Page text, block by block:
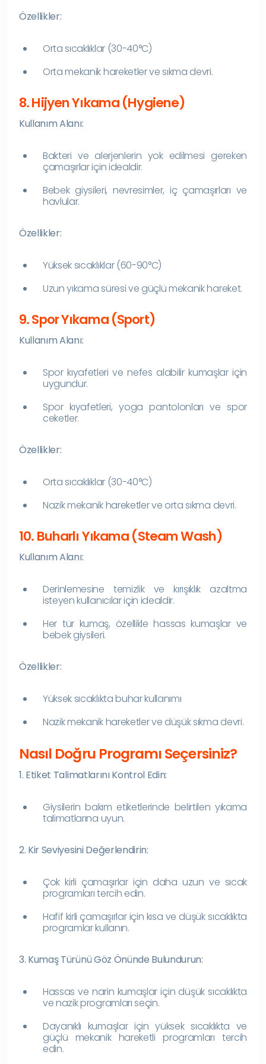
Özellikler:
Orta sıcaklıklar (30-40°C)
Orta mekanik hareketler ve sıkma devri.
8. Hijyen Yıkama (Hygiene)
Kullanım Alanı:
Bakteri ve alerjenlerin yok edilmesi gereken
çamaşırlar için idealdir.
Bebek giysileri, nevresimler, iç çamaşırları ve
havlular.
Özellikler:
Yüksek sıcaklıklar (60-90°C)
Uzun yıkama süresi ve güçlü mekanik hareket.
9. Spor Yıkama (Sport)
Kullanım Alanı:
Spor kıyafetleri ve nefes alabilir kumaşlar için
uygundur.
Spor kıyafetleri, yoga pantolonları ve spor
ceketler.
Özellikler:
Orta sıcaklıklar (30-40°C)
Nazik mekanik hareketler ve orta sıkma devri.
10. Buharlı Yıkama (Steam Wash)
Kullanım Alanı:
Derinlemesine temizlik ve kırışıklık azaltma
isteyen kullanıcılar için idealdir.
Her tür kumaş, özellikle hassas kumaşlar ve
bebek giysileri.
Özellikler:
Yüksek sıcaklıkta buhar kullanımı
Nazik mekanik hareketler ve düşük sıkma devri.
Nasıl Doğru Programı Seçersiniz?
1. Etiket Talimatlarını Kontrol Edin:
Giysilerin bakım etiketlerinde belirtilen yıkama
talimatlarına uyun.
2. Kir Seviyesini Değerlendirin:
Çok kirli çamaşırlar için daha uzun ve sıcak
programları tercih edin.
Hafif kirli çamaşırlar için kısa ve düşük sıcaklıkta
programlar kullanın.
3. Kumaş Türünü Göz Önünde Bulundurun:
Hassas ve narin kumaşlar için düşük sıcaklıkta
ve nazik programları seçin.
Dayanıklı kumaşlar için yüksek sıcaklıkta ve
güçlü mekanik hareketli programları tercih
edin.